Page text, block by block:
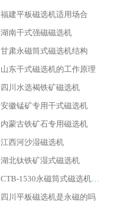
福建平板磁选机适用场合
湖南干式强磁磁选机
甘肃永磁筒式磁选机结构
山东干式磁选机的工作原理
四川水选褐铁矿磁选机
安徽锰矿专用干式磁选机
内蒙古铁矿石专用磁选机
江西河沙湿磁选机
湖北钛铁矿湿式磁选机
CTB-1530永磁筒式磁选机代理商
四川平板磁选机是永磁的吗